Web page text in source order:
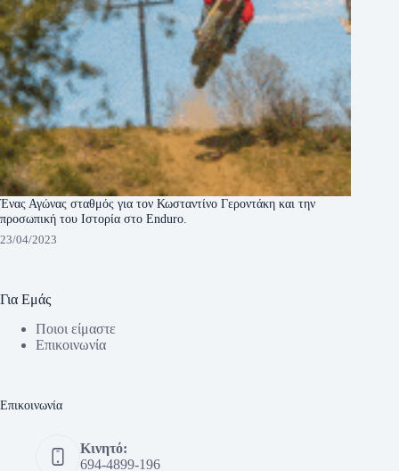
Ένας Αγώνας σταθμός για τον Κωσταντίνο Γεροντάκη και την
προσωπική του Ιστορία στο Enduro.
23/04/2023
Για Εμάς
Ποιοι είμαστε
Eπικοινωνία
Eπικοινωνία
Κινητό:
694-4899-196